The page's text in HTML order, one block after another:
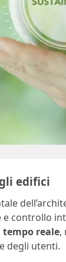
edifici
e controllo
tempo reale,
degli utenti.